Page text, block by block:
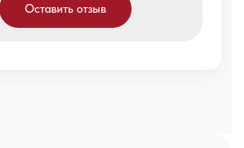
Оставить отзыв